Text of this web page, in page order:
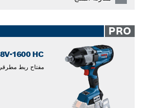
PRO
1600 HC
مفتاح ربط